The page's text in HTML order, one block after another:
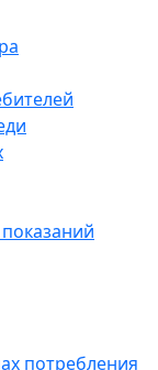
потребления